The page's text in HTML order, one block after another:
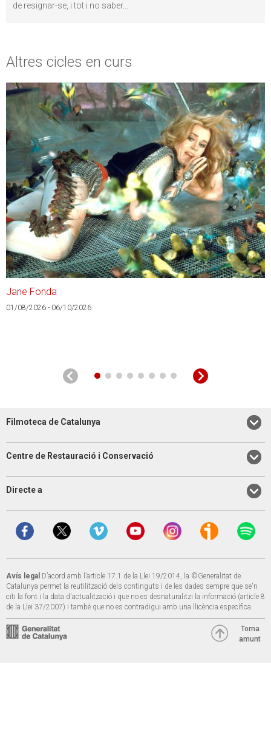
de resignar-se, i tot i no saber…
Altres cicles en curs
Jane Fonda
01/08/2026 - 06/10/2026
Filmoteca de Catalunya
Centre de Restauració i Conservació
Directe a
Avís legal D’acord amb l’article 17.1 de la Llei 19/2014, la ©Generalitat de
Catalunya permet la reutilització dels continguts i de les dades sempre que se'n
citi la font i la data d'actualització i que no es desnaturalitzi la informació (article 8
de la Llei 37/2007) i també que no es contradigui amb una llicència específica.
Torna
amunt